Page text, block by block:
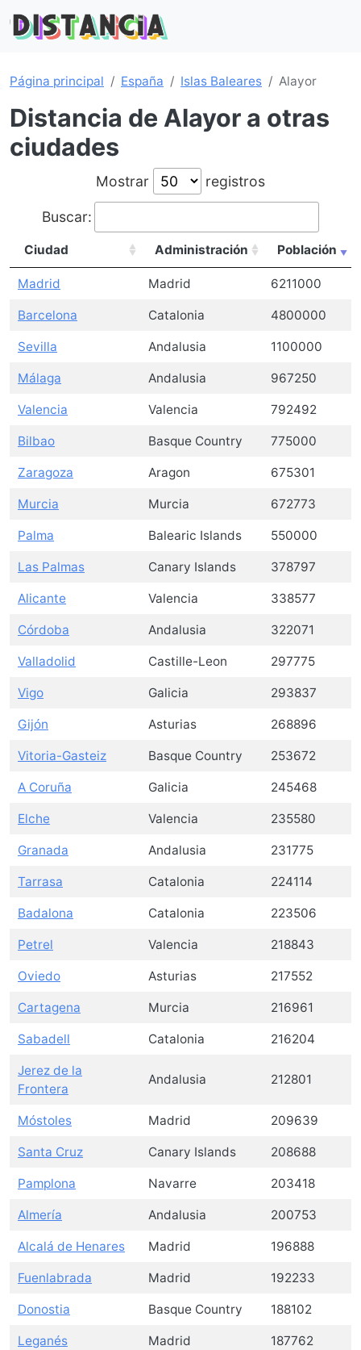
Página principal España Islas Baleares Alayor
Distancia de Alayor a otras
ciudades
Mostrar registros
Buscar:
Ciudad Administración Población
Madrid Madrid 6211000
Barcelona Catalonia 4800000
Sevilla Andalusia 1100000
Málaga Andalusia 967250
Valencia Valencia 792492
Bilbao Basque Country 775000
Zaragoza Aragon 675301
Murcia Murcia 672773
Palma Balearic Islands 550000
Las Palmas Canary Islands 378797
Alicante Valencia 338577
Córdoba Andalusia 322071
Valladolid Castille-Leon 297775
Vigo Galicia 293837
Gijón Asturias 268896
Vitoria-Gasteiz Basque Country 253672
A Coruña Galicia 245468
Elche Valencia 235580
Granada Andalusia 231775
Tarrasa Catalonia 224114
Badalona Catalonia 223506
Petrel Valencia 218843
Oviedo Asturias 217552
Cartagena Murcia 216961
Sabadell Catalonia 216204
Jerez de la
Frontera
Andalusia 212801
Móstoles Madrid 209639
Santa Cruz Canary Islands 208688
Pamplona Navarre 203418
Almería Andalusia 200753
Alcalá de Henares Madrid 196888
Fuenlabrada Madrid 192233
Donostia Basque Country 188102
Leganés Madrid 187762